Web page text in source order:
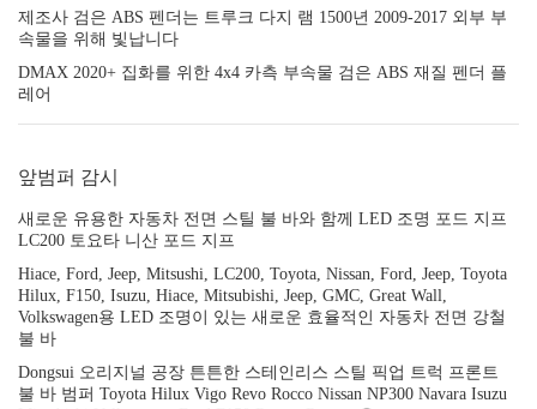
제조사 검은 ABS 펜더는 트루크 다지 램 1500년 2009-2017 외부 부
속물을 위해 빛납니다
DMAX 2020+ 집화를 위한 4x4 카측 부속물 검은 ABS 재질 펜더 플
레어
앞범퍼 감시
새로운 유용한 자동차 전면 스틸 불 바와 함께 LED 조명 포드 지프
LC200 토요타 니산 포드 지프
Hiace, Ford, Jeep, Mitsushi, LC200, Toyota, Nissan, Ford, Jeep, Toyota
Hilux, F150, Isuzu, Hiace, Mitsubishi, Jeep, GMC, Great Wall,
Volkswagen용 LED 조명이 있는 새로운 효율적인 자동차 전면 강철
불 바
Dongsui 오리지널 공장 튼튼한 스테인리스 스틸 픽업 트럭 프론트
불 바 범퍼 Toyota Hilux Vigo Revo Rocco Nissan NP300 Navara Isuzu